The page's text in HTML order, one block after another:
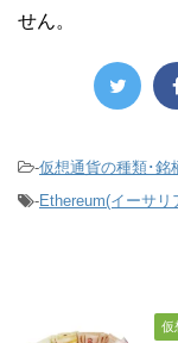
せん。
-仮想通貨の種類･銘
-Ethereum(イーサリ
仮